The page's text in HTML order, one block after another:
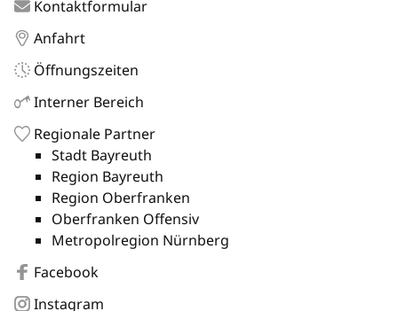
Kontaktformular
Anfahrt
Öffnungszeiten
Interner Bereich
Regionale Partner
Stadt Bayreuth
Region Bayreuth
Region Oberfranken
Oberfranken Offensiv
Metropolregion Nürnberg
Facebook
Instagram